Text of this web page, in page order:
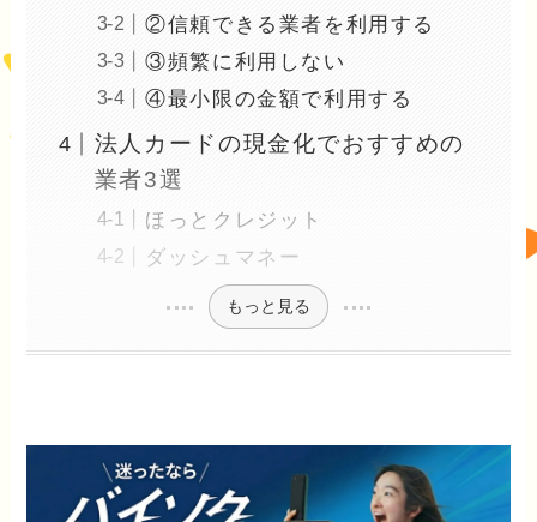
②信頼できる業者を利用する
③頻繁に利用しない
④最小限の金額で利用する
法人カードの現金化でおすすめの
業者3選
ほっとクレジット
ダッシュマネー
もっと見る